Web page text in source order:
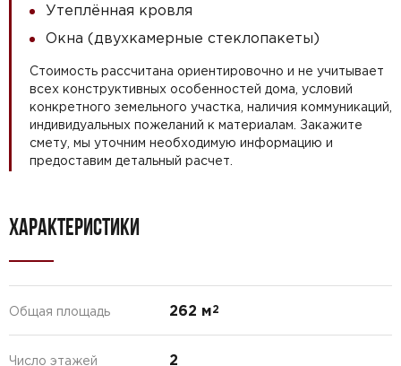
Утеплённая кровля
Окна (двухкамерные стеклопакеты)
Стоимость рассчитана ориентировочно и не учитывает
всех конструктивных особенностей дома, условий
конкретного земельного участка, наличия коммуникаций,
индивидуальных пожеланий к материалам. Закажите
смету, мы уточним необходимую информацию и
предоставим детальный расчет.
ХАРАКТЕРИСТИКИ
Общая площадь 262 м2
Число этажей 2